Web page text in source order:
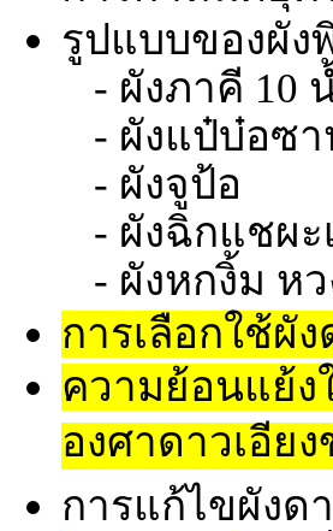
รูปแบบของผัง
- ผังภาคี 10
- ผังแป๋บ๋อซา
- ผังจูป้อ
- ผังฉิกแชผะ
- ผังหกงิ้ม หว
การเลือกใช้ผั
ความย้อนแย้ง
องศาดาวเอีย
การแก้ไขผังด